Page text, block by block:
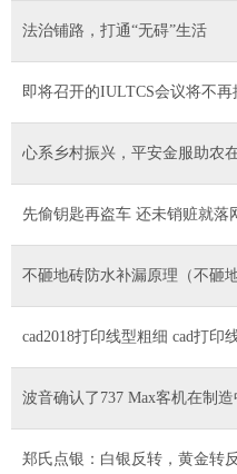
法治铺路，打通“无碍”生活
即将召开的IULTCS会议将不
心系乡村振兴，平安金服助农
先偷钥匙再盗车 还未销赃就落
不砸地砖防水补漏原理（不砸
cad2018打印线型粗细 cad打印
波音确认了737 Max客机在制
郑氏点银：白银反转，黄金转